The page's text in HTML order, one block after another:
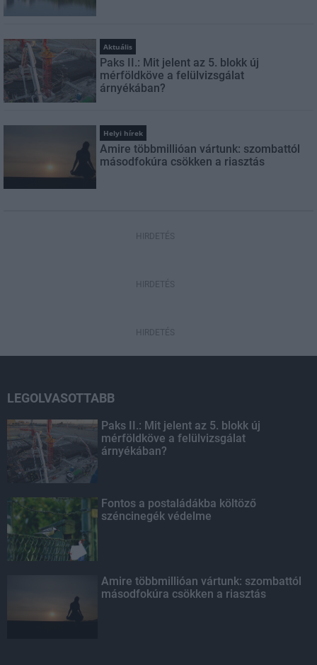
Aktuális
Paks II.: Mit jelent az 5. blokk új
mérföldköve a felülvizsgálat
árnyékában?
Helyi hírek
Amire többmillióan vártunk: szombattól
másodfokúra csökken a riasztás
HIRDETÉS
HIRDETÉS
HIRDETÉS
LEGOLVASOTTABB
Paks II.: Mit jelent az 5. blokk új
mérföldköve a felülvizsgálat
árnyékában?
Fontos a postaládákba költöző
széncinegék védelme
Amire többmillióan vártunk: szombattól
másodfokúra csökken a riasztás